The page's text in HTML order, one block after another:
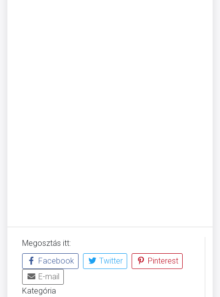
Megosztás itt:
Facebook
Twitter
Pinterest
E-mail
Kategória